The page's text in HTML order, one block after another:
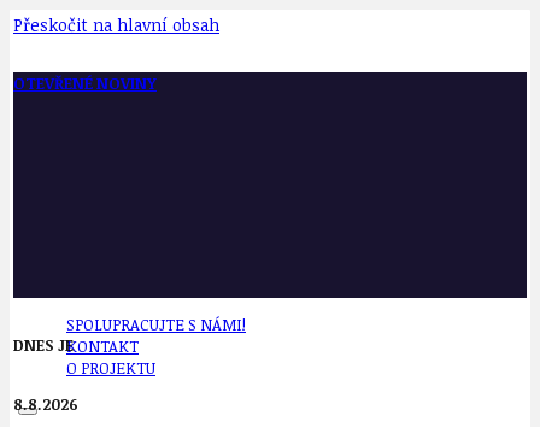
Přeskočit na hlavní obsah
OTEVŘENÉ NOVINY
SPOLUPRACUJTE S NÁMI!
KONTAKT
O PROJEKTU
DNES JE
8.8.2026